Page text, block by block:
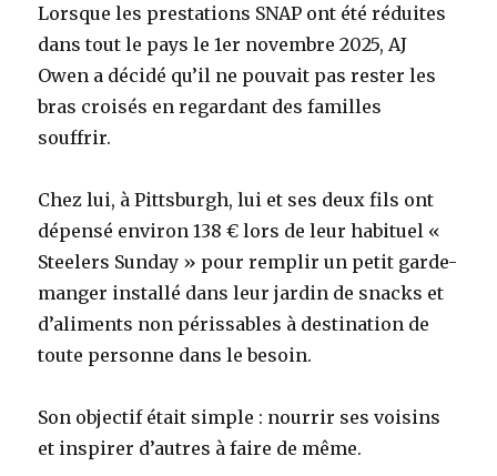
Lorsque les prestations SNAP ont été réduites
dans tout le pays le 1er novembre 2025, AJ
Owen a décidé qu’il ne pouvait pas rester les
bras croisés en regardant des familles
souffrir.
Chez lui, à Pittsburgh, lui et ses deux fils ont
dépensé environ 138 € lors de leur habituel «
Steelers Sunday » pour remplir un petit garde-
manger installé dans leur jardin de snacks et
d’aliments non périssables à destination de
toute personne dans le besoin.
Son objectif était simple : nourrir ses voisins
et inspirer d’autres à faire de même.